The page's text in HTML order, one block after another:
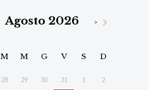
Agosto 2026 >
M M G V S D
28 29 30 31 1 2